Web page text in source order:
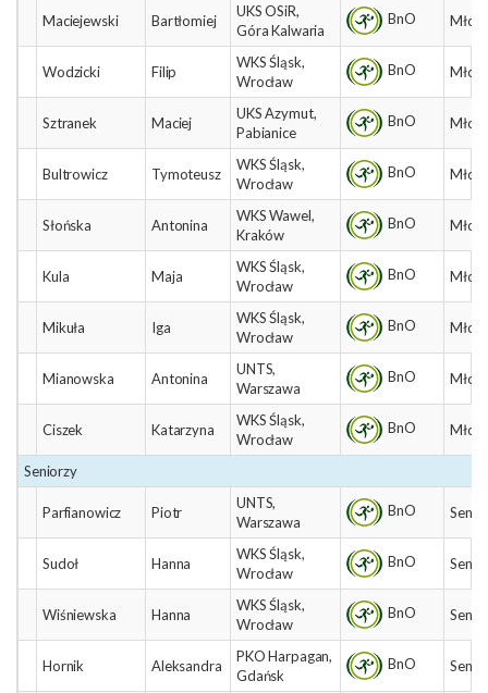
Maciejewski Bartłomiej
UKS OSiR,
Góra Kalwaria
BnO
Wodzicki Filip
WKS Śląsk,
Wrocław
BnO
Sztranek Maciej
UKS Azymut,
Pabianice
BnO
Bultrowicz Tymoteusz
WKS Śląsk,
Wrocław
BnO
Słońska Antonina
WKS Wawel,
Kraków
BnO
Kula Maja
WKS Śląsk,
Wrocław
BnO
Mikuła Iga
WKS Śląsk,
Wrocław
BnO
Mianowska Antonina
UNTS,
Warszawa
BnO
Ciszek Katarzyna
WKS Śląsk,
Wrocław
BnO
Seniorzy
Parfianowicz Piotr
UNTS,
Warszawa
BnO
Sudoł Hanna
WKS Śląsk,
Wrocław
BnO
Wiśniewska Hanna
WKS Śląsk,
Wrocław
BnO
Hornik Aleksandra
PKO Harpagan,
Gdańsk
BnO